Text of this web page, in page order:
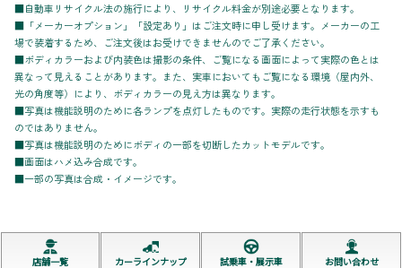
■自動車リサイクル法の施行により、リサイクル料金が別途必要となります。
■「メーカーオプション」「設定あり」はご注文時に申し受けます。メーカーの工
場で装着するため、ご注文後はお受けできませんのでご了承ください。
■ボディカラーおよび内装色は撮影の条件、ご覧になる画面によって実際の色とは
異なって見えることがあります。また、実車においてもご覧になる環境（屋内外、
光の角度等）により、ボディカラーの見え方は異なります。
■写真は機能説明のために各ランプを点灯したものです。実際の走行状態を示すも
のではありません。
■写真は機能説明のためにボディの一部を切断したカットモデルです。
■画面はハメ込み合成です。
■一部の写真は合成・イメージです。
店舗一覧 カーラインナップ 試乗車・展示車 お問い合わせ